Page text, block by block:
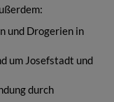
und Drogerien in
um Josefstadt und
durch